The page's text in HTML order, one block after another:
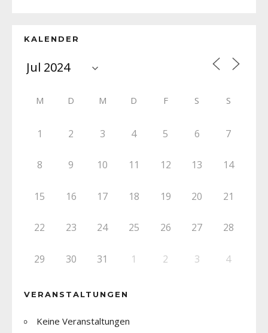
KALENDER
M D M D F S S
1 2 3 4 5 6 7
8 9 10 11 12 13 14
15 16 17 18 19 20 21
22 23 24 25 26 27 28
29 30 31 1 2 3 4
VERANSTALTUNGEN
Keine Veranstaltungen